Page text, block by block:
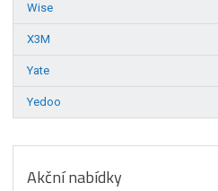
Wise
X3M
Yate
Yedoo
Akční nabídky